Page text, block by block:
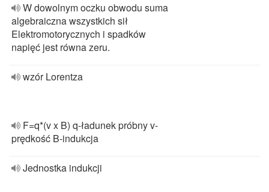
W dowolnym oczku obwodu suma
algebraiczna wszystkich sił
Elektromotorycznych i spadków
napięć jest równa zeru.
wzór Lorentza
F=q*(v x B) q-ładunek próbny v-
prędkość B-indukcja
Jednostka indukcji